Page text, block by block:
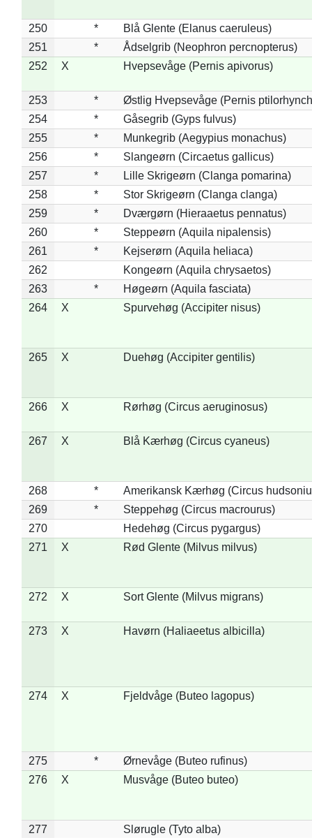
250 *
Blå Glente (Elanus caeruleus)
251
*
Ådselgrib (Neophron percnopterus)
252
X Hvepsevåge (Pernis apivorus)
253 *
Østlig Hvepsevåge (Pernis
254
*
Gåsegrib (Gyps fulvus)
255
*
Munkegrib (Aegypius monachus)
256
*
Slangeørn (Circaetus gallicus)
257
*
Lille Skrigeørn (Clanga pomarina)
258
*
Stor Skrigeørn (Clanga clanga)
259
*
Dværgørn (Hieraaetus pennatus)
260
*
Steppeørn (Aquila nipalensis)
261
*
Kejserørn (Aquila heliaca)
262
Kongeørn (Aquila chrysaetos)
263
*
Høgeørn (Aquila fasciata)
264
X Spurvehøg (Accipiter nisus)
265 X Duehøg (Accipiter gentilis)
266 X Rørhøg (Circus aeruginosus)
267 X Blå Kærhøg (Circus cyaneus)
268 *
Amerikansk Kærhøg (Circus
269
*
Steppehøg (Circus macrourus)
270
Hedehøg (Circus pygargus)
271
X Rød Glente (Milvus milvus)
272 X Sort Glente (Milvus migrans)
273 X Havørn (Haliaeetus albicilla)
274 X Fjeldvåge (Buteo lagopus)
275 *
Ørnevåge (Buteo rufinus)
276
X Musvåge (Buteo buteo)
277
Slørugle (Tyto alba)